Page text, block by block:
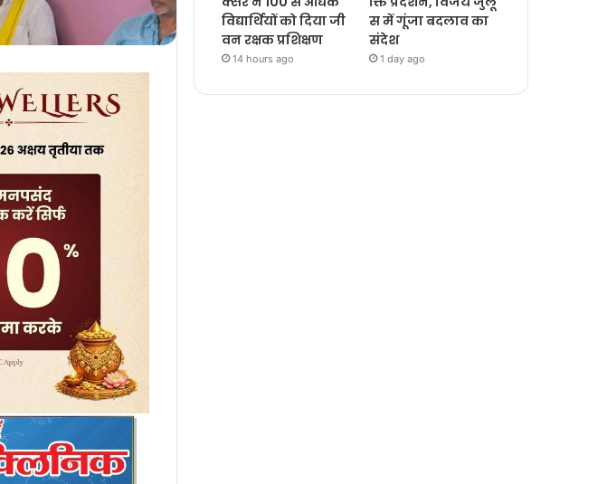
विद्यार्थियों को दिया जी
वन रक्षक प्रशिक्षण
14 hours ago
स में गूंजा बदलाव का
संदेश
1 day ago